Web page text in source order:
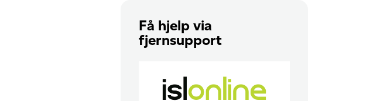
Få hjelp via
fjernsupport